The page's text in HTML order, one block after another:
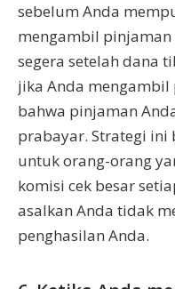
sebelum Anda
mengambil
segera setelah dana
jika Anda
bahwa pinjaman
prabayar. Strategi ini
untuk orang-orang
komisi cek besar
asalkan Anda tidak
penghasilan Anda.